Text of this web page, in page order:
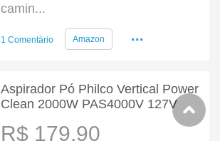
camin...
1 Comentário Amazon ...
Aspirador Pó Philco Vertical Power
Clean 2000W PAS4000V 127V
R$ 179,90